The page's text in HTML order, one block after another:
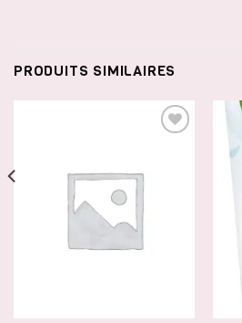
PRODUITS SIMILAIRES
AJOUTER
SOUHAITS